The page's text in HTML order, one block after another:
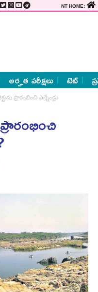
NT HOME:
అర్హత పరీక్షలు టెట్
ప్రారంభించి ఎన్నేండ్లు